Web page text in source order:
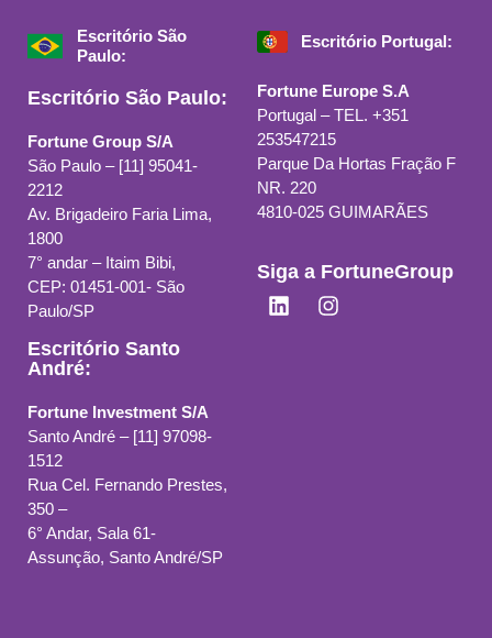
Escritório São
Paulo:
Escritório São Paulo:
Fortune Group S/A
São Paulo – [11] 95041-
2212
Av. Brigadeiro Faria Lima,
1800
7° andar – Itaim Bibi,
CEP: 01451-001- São
Paulo/SP
Escritório Santo
André:
Fortune Investment S/A
Santo André – [11] 97098-
1512
Rua Cel. Fernando Prestes,
350 –
6° Andar, Sala 61-
Assunção, Santo André/SP
Escritório Portugal:
Fortune Europe S.A
Portugal – TEL. +351
253547215
Parque Da Hortas Fração F
NR. 220
4810-025 GUIMARÃES
Siga a FortuneGroup